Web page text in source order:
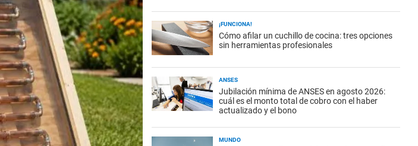
¡FUNCIONA!
Cómo afilar un cuchillo de cocina: tres opciones
sin herramientas profesionales
ANSES
Jubilación mínima de ANSES en agosto 2026:
cuál es el monto total de cobro con el haber
actualizado y el bono
MUNDO